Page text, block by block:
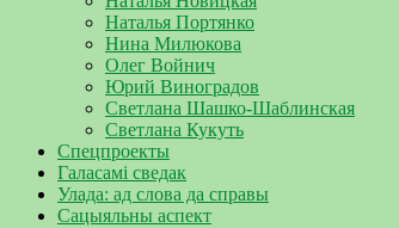
Наталья Портянко
Нина Милюкова
Олег Войнич
Юрий Виноградов
Светлана Шашко-Шаблинская
Светлана Кукуть
Спецпроекты
Галасамі сведак
Улада: ад слова да справы
Сацыяльны аспект